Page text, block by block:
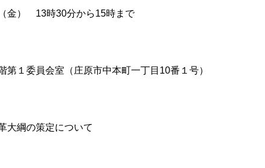
） 13時30分から15時まで
１委員会室（庄原市中本町一丁目10番１号）
綱の策定について